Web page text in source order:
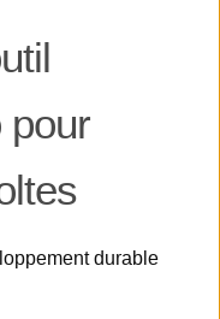
pour
durable